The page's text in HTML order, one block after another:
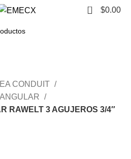
0 $0.00
CONDUIT
RAWELT 3 AGUJEROS 3/4″